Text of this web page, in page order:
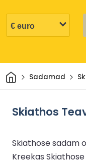
Avaleht
Sadamad
Skiathos
Skiathose sadam
Kreekas